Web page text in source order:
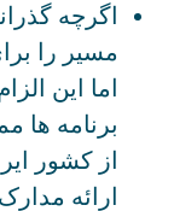
اگرچه
مسیر را
اما این
برنامه ها
از کشور
ارائه